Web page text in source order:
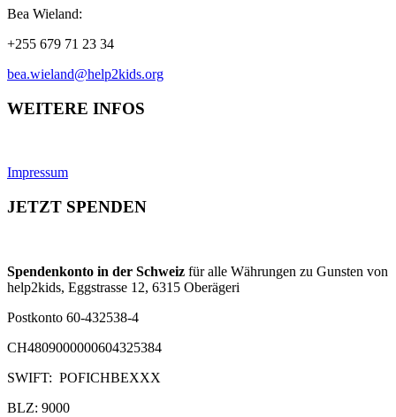
Bea Wieland:
+255 679 71 23 34
bea.wieland@help2kids.org
WEITERE INFOS
Impressum
JETZT SPENDEN
Spendenkonto in der Schweiz für alle Währungen zu Gunsten von
help2kids, Eggstrasse 12, 6315 Oberägeri
Postkonto 60-432538-4
CH4809000000604325384
SWIFT: POFICHBEXXX
BLZ: 9000